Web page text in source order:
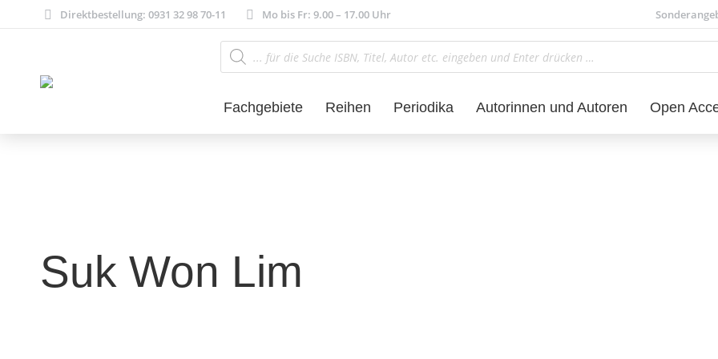
Direktbestellung: 0931 32 98 70-11 Mo bis Fr: 9.00 – 17.00 Uhr
Products
search
Fachgebiete Reihen Periodika Autorinnen und Autoren Open
Suk Won Lim